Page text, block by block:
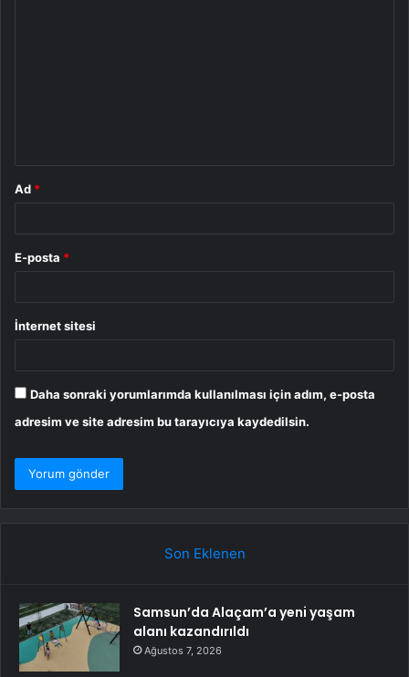
Ad *
E-posta *
İnternet sitesi
Daha sonraki yorumlarımda kullanılması için adım, e-posta
adresim ve site adresim bu tarayıcıya kaydedilsin.
Son Eklenen
Samsun’da Alaçam’a yeni yaşam
alanı kazandırıldı
Ağustos 7, 2026